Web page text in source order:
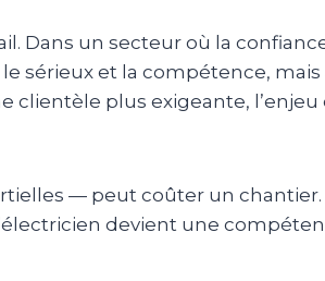
Dans un secteur où la
et la compétence, mais
plus exigeante, l’enjeu
— peut coûter un chantier.
devient une